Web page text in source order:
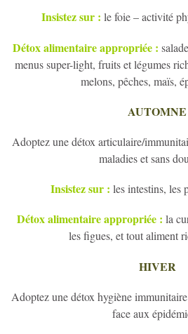
Insistez sur : le foie – activité
Détox alimentaire appropriée :
menus super-light, fruits et légumes
melons, pêches, maïs,
AUTOMNE
Adoptez une détox articulaire/
maladies et sans
Insistez sur : les intestins, les
Détox alimentaire appropriée : la
les figues, et tout aliment
HIVER
Adoptez une détox hygiène
face aux